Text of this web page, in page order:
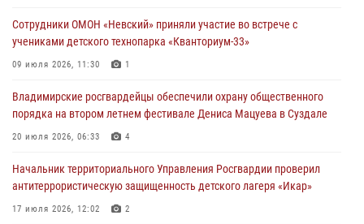
20 июля 2026, 06:33 4
Военнослужащий военного оркестра регионального Управления
105-летию Центрального округа
19 июля 2026, 11:17 7
антитеррористическую защищенность детского лагеря «Икар»
17 июля 2026, 12:02 2
Сотрудники ОМОН «Невский» приняли участие во встрече с
учениками детского технопарка «Кванториум-33»
09 июля 2026, 11:30 1
Владимирские росгвардейцы обеспечили охрану общественного
порядка на втором летнем фестивале Дениса Мацуева в Суздале
20 июля 2026, 06:33 4
Начальник территориального Управления Росгвардии проверил
антитеррористическую защищенность детского лагеря «Икар»
17 июля 2026, 12:02 2